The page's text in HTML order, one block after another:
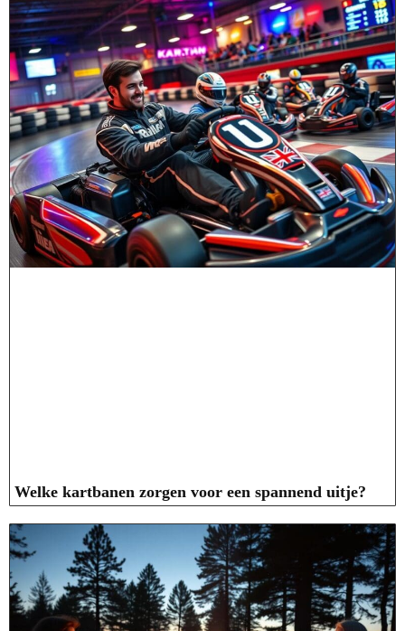
Welke kartbanen zorgen voor een spannend uitje?